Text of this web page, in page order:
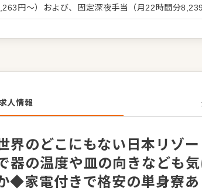
トしますので、経験に関わらず安心してスタート
などもめざせます。
円～）および、固定深夜手当（月22時間分
給
人情報
界のどこにもない日本リゾ
器の温度や皿の向きなども
◆家電付きで格安の単身寮あ